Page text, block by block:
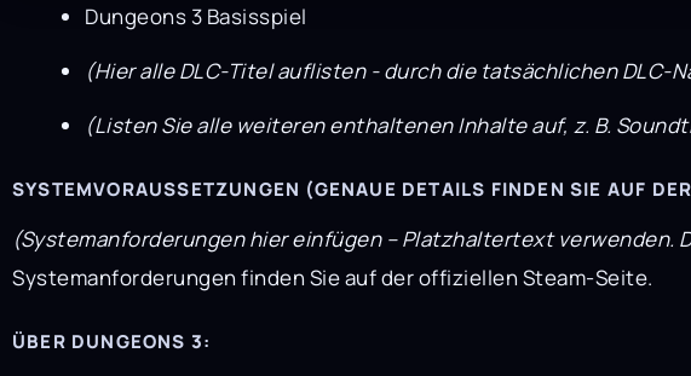
Dungeons 3 Basisspiel
(Hier alle DLC-Titel auflisten - durch die tatsächlichen DLC-
(Listen Sie alle weiteren enthaltenen Inhalte auf, z. B.
SYSTEMVORAUSSETZUNGEN (GENAUE DETAILS FINDEN SIE AUF
(Systemanforderungen hier einfügen – Platzhaltertext verwenden.
Systemanforderungen finden Sie auf der offiziellen Steam-Seite.
ÜBER DUNGEONS 3: